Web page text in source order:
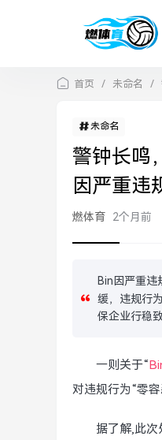
首页 / 未命名 /
未命名
警钟长鸣
因严重违
燃体育 2个月前
Bin因严重违
缓，违规行
保企业行稳致
一则关于“
对违规行为“零
据了解,此